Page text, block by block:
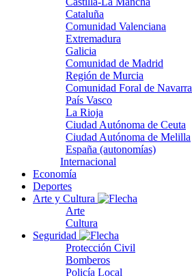
Cataluña
Comunidad Valenciana
Extremadura
Galicia
Comunidad de Madrid
Región de Murcia
Comunidad Foral de Navarra
País Vasco
La Rioja
Ciudad Autónoma de Ceuta
Ciudad Autónoma de Melilla
España (autonomías)
Internacional
Economía
Deportes
Arte y Cultura
Arte
Cultura
Seguridad
Protección Civil
Bomberos
Policía Local